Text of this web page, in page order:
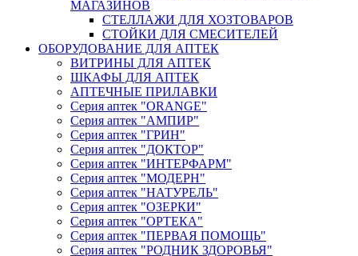
МАГАЗИНОВ
СТЕЛЛАЖИ ДЛЯ ХОЗТОВАРОВ
СТОЙКИ ДЛЯ СМЕСИТЕЛЕЙ
ОБОРУДОВАНИЕ ДЛЯ АПТЕК
ВИТРИНЫ ДЛЯ АПТЕК
ШКАФЫ ДЛЯ АПТЕК
АПТЕЧНЫЕ ПРИЛАВКИ
Серия аптек "ORANGE"
Серия аптек "АМПИР"
Серия аптек "ГРИН"
Серия аптек "ДОКТОР"
Серия аптек "ИНТЕРФАРМ"
Серия аптек "МОДЕРН"
Серия аптек "НАТУРЕЛЬ"
Серия аптек "ОЗЕРКИ"
Серия аптек "ОРТЕКА"
Серия аптек "ПЕРВАЯ ПОМОЩЬ"
Серия аптек "РОДНИК ЗДОРОВЬЯ"